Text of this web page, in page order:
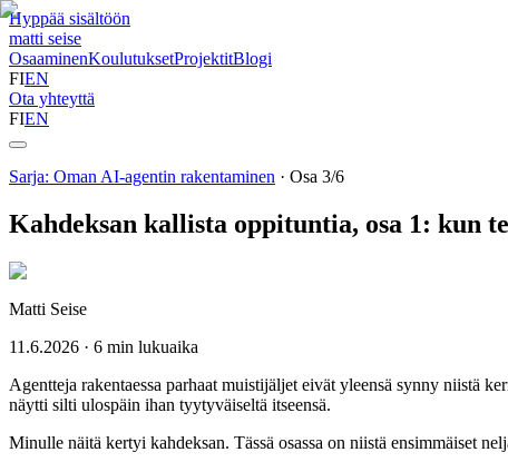
Hyppää sisältöön
matti seise
OsaaminenKoulutuksetProjektitBlogi
FIEN
Ota yhteyttä
FIEN
Sarja: Oman AI-agentin rakentaminen · Osa 3/6
Kahdeksan kallista oppituntia, osa 1: kun
Matti Seise
11.6.2026 · 6 min lukuaika
Agentteja rakentaessa parhaat muistijäljet eivät yleensä synny niistä
näytti silti ulospäin ihan tyytyväiseltä itseensä.
Minulle näitä kertyi kahdeksan. Tässä osassa on niistä ensimmäiset